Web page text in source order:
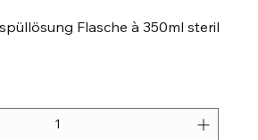
Flasche à 350ml steril